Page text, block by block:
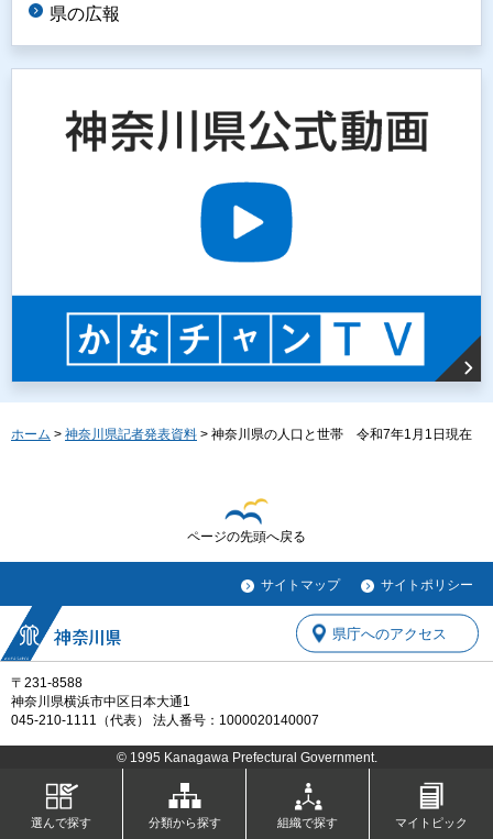
県の広報
ホーム > 神奈川県記者発表資料 > 神奈川県の人口と世帯 令和7年1月1日現在
ページの先頭へ戻る
サイトマップ サイトポリシー
〒231-8588
神奈川県横浜市中区日本大通1
045-210-1111（代表） 法人番号：1000020140007
県庁へのアクセス
© 1995 Kanagawa Prefectural Government.
選んで探す 分類から探す 組織で探す マイトピック